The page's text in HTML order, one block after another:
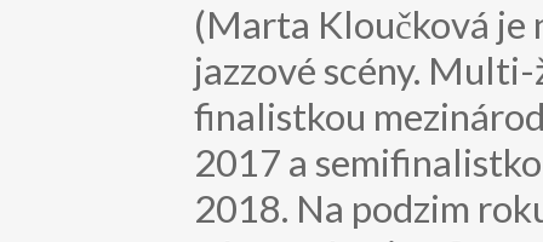
(Marta Kloučková je
jazzové scény.
finalistkou
2017 a
2018. Na podzim